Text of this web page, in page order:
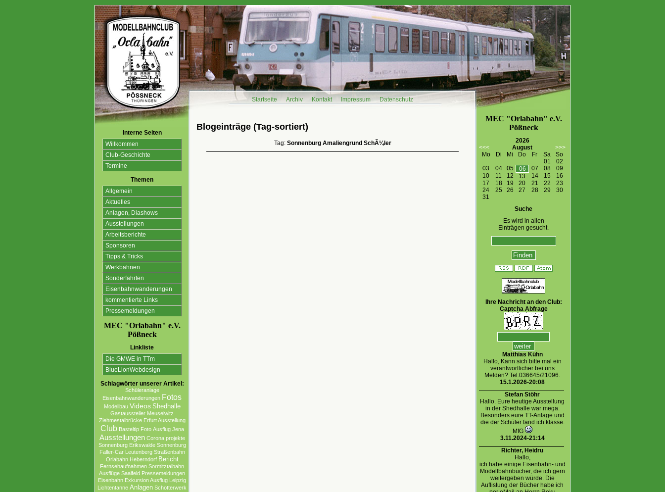
Startseite Archiv Kontakt Impressum Datenschutz
Interne Seiten
Willkommen
Club-Geschichte
Termine
Themen
Allgemein
Aktuelles
Anlagen, Diashows
Ausstellungen
Arbeitsberichte
Sponsoren
Tipps & Tricks
Werkbahnen
Sonderfahrten
Eisenbahnwanderungen
kommentierte Links
Pressemeldungen
MEC "Orlabahn" e.V.
Pößneck
Linkliste
Die GMWE in TTm
BlueLionWebdesign
Schlagwörter unserer Artikel:
Schüleranlage
Eisenbahnwanderungen Fotos
Modellbau Videos Shedhalle
Gastaussteller Meuselwitz
Ziehmestalbrücke Erfurt Ausstellung
Club Basteltip Foto Ausflug Jena
Ausstellungen Corona projekte
Sonnenburg Erikswalde Sonnenburg
Faller-Car Leutenberg Straßenbahn
Orlabahn Heberndorf Bericht
Fernsehaufnahmen Sormitztalbahn
Ausflüge Saalfeld Pressemeldungen
Eisenbahn Exkursion Ausflug Leipzig
Lichtentanne Anlagen Schotterwerk
Blogeinträge (Tag-sortiert)
Tag: Sonnenburg Amaliengrund SchÃ¼ler
MEC "Orlabahn" e.V.
Pößneck
2026
<<<
August
>>>
Mo
Di Mi Do Fr Sa
So
01
02
03
04 05 06 07 08
09
10
11 12 13 14 15
16
17
18 19 20 21 22
23
24
25 26 27 28 29
30
31
Suche
Es wird in allen
Einträgen gesucht.
Ihre Nachricht an den Club:
Captcha Abfrage
Matthias Kühn
Hallo, Kann sich bitte mal ein
verantwortlicher bei uns
Melden? Tel.036645/21096.
15.1.2026-20:08
Stefan Stöhr
Hallo. Eure heutige Ausstellung
in der Shedhalle war mega.
Besonders eure TT-Anlage und
die der Schüler fand ich klasse.
MfG
3.11.2024-21:14
Richter, Heidru
Hallo,
ich habe einige Eisenbahn- und
Modellbahnbücher, die ich gern
weitergeben würde. Die
Auflistung der Bücher habe ich